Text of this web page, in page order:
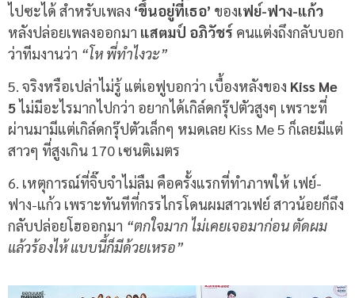
ไปซะได้ สำหรับเพลง ‘ขึ้นอยู่ที่เธอ’ ของเฟย์-ฟาง-แก้ว
หลังปล่อยเพลงออกมา แสตมป์ อภิวัชร์ คนแต่งถึงกลับบอก
ว่าทีมงานว่า “โห พี่ทำไงวะ”
5. จริงหรือเปล่าไม่รู้ แต่เอฟูบอกว่า เบื้องหลังของ Kiss Me
5ไม่มีอะไรมากไปกว่า อยากได้เกิล์ดกรุ๊ปตัวสูงๆ เพราะที่
ผ่านมามีแต่เกิล์ดกรุ๊ปตัวเล็กๆ หมดเลย Kiss Me 5 ก็เลยมีแต่
สาวๆ ที่สูงเกิน 170 เซนติเมตร
6. เหตุการณ์ที่จิ๊บจำไม่ลืม คือครั้งแรกที่ทำภาพให้ เฟย์-
ฟาง-แก้ว เพราะทันทีที่กรรไกรโดนผมสาวเฟย์ สาวน้อยก็ถึง
กลับปล่อยโฮออกมา “ตกใจมาก ไม่เคยเจอมาก่อน ตัดผม
แล้วร้องไห้ แบบนี้ก็มีด้วยเหรอ”